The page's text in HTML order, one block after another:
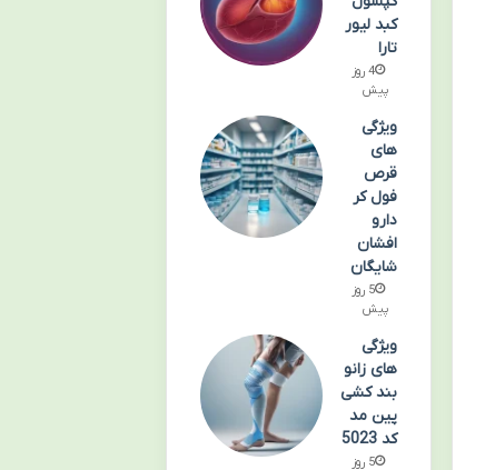
کبد لیور
تارا
4 روز
پیش
ویژگی
های
قرص
فول کر
دارو
افشان
شایگان
5 روز
پیش
ویژگی
های زانو
بند کشی
پین مد
کد 5023
5 روز